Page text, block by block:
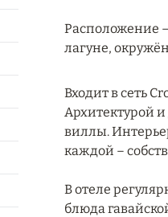
Расположение
лагуне,
Входит в сеть
Архитектурой
виллы.
каждой –
В отеле
блюда